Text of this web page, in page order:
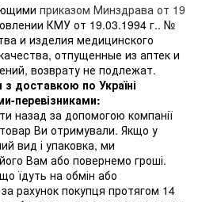
приказом Минздрава от 19
КМУ от 19.03.1994 г.. №
и изделия медицинского
отпущенные из аптек и
возврату не подлежат.
доставкою по Україні
перевізниками:
назад за допомогою компанії
Ви отримували. Якщо у
вид і упаковка, ми
Вам або повернемо гроші.
їдуть на обмін або
рахунок покупця протягом 14